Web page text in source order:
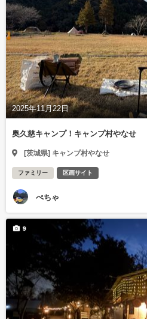
2025年11月22日
奥久慈キャンプ！キャンプ村やなせ
[茨城県] キャンプ村やなせ
ファミリー 区画サイト
ぺちゃ
9